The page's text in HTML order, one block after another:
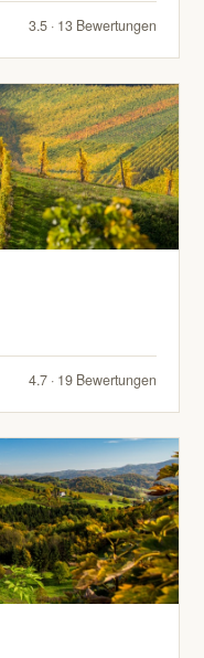
3.5 · 13 Bewertungen
4.7 · 19 Bewertungen